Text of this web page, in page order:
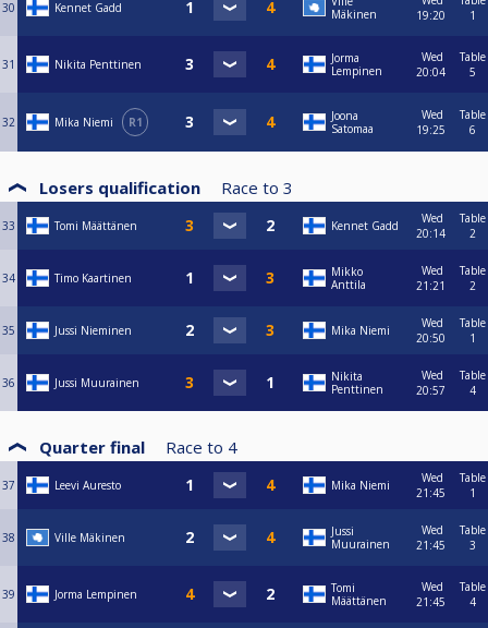
30 Kennet Gadd
Mäkinen
19:20
1
31 Nikita Penttinen
Jorma
Lempinen
Wed
20:04
Table
5
32 Mika Niemi R1
Joona
Satomaa
Wed
19:25
Table
6
Losers qualification Race to 3
33 Tomi Määttänen Kennet Gadd
Wed
20:14
Table
2
34 Timo Kaartinen
Mikko
Anttila
Wed
21:21
Table
2
35 Jussi Nieminen Mika Niemi
Wed
20:50
Table
1
36 Jussi Muurainen
Nikita
Penttinen
Wed
20:57
Table
4
Quarter final Race to 4
37 Leevi Auresto Mika Niemi
Wed
21:45
Table
1
38 Ville Mäkinen
Jussi
Muurainen
Wed
21:45
Table
3
39 Jorma Lempinen
Tomi
Määttänen
Wed
21:45
Table
4